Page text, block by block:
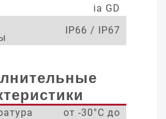
ia GD
IP66 / IP67
от -30°С до